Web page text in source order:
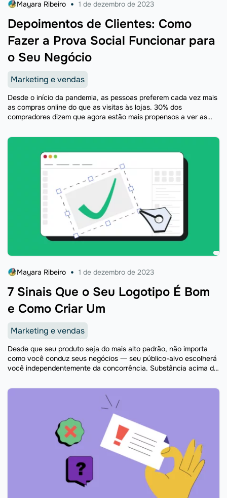
Depoimentos de Clientes: Como
Fazer a Prova Social Funcionar para
o Seu Negócio
Mayara Ribeiro 1 de dezembro de 2023
Marketing e vendas
Desde o início da pandemia, as pessoas preferem cada vez mais
as compras online do que as visitas às lojas. 30% dos
compradores dizem que agora estão mais propensos a ver as
7 Sinais Que o Seu Logotipo É Bom
e Como Criar Um
Mayara Ribeiro 1 de dezembro de 2023
Marketing e vendas
Desde que seu produto seja do mais alto padrão, não importa
como você conduz seus negócios 一 seu público-alvo escolherá
você independentemente da concorrência. Substância acima da